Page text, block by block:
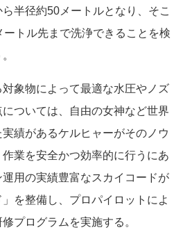
半径約50メートルとなり、そこ
トル先まで洗浄できることを検
象物によって最適な水圧やノズ
ついては、自由の女神など世界
績があるケルヒャーがそのノウ
業を安全かつ効率的に行うにあ
用の実績豊富なスカイコードが
」を整備し、プロパイロットによ
プログラムを実施する。